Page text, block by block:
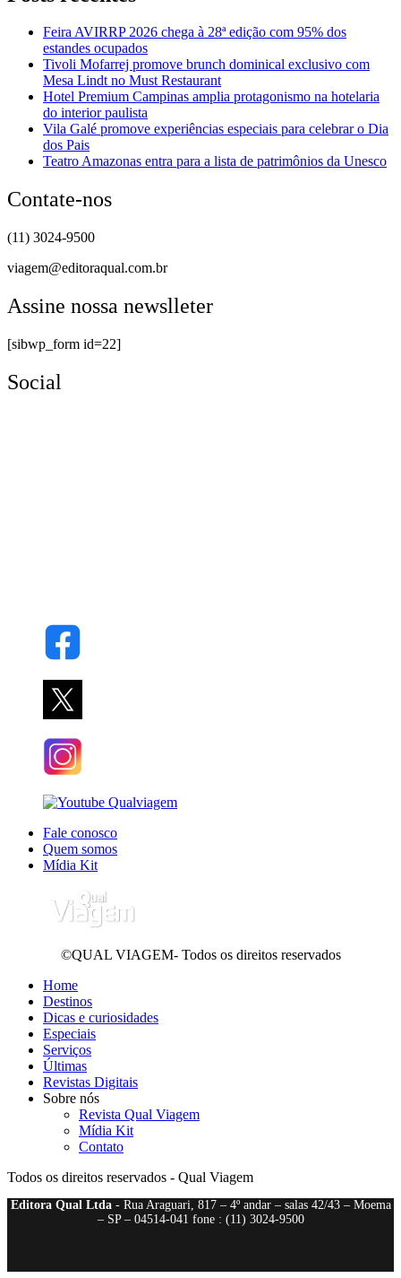
Feira AVIRRP 2026 chega à 28ª edição com 95% dos
estandes ocupados
Tivoli Mofarrej promove brunch dominical exclusivo com
Mesa Lindt no Must Restaurant
Hotel Premium Campinas amplia protagonismo na hotelaria
do interior paulista
Vila Galé promove experiências especiais para celebrar o Dia
dos Pais
Teatro Amazonas entra para a lista de patrimônios da Unesco
Contate-nos
(11) 3024-9500
viagem@editoraqual.com.br
Assine nossa newslleter
[sibwp_form id=22]
Social
Fale conosco
Quem somos
Mídia Kit
©QUAL VIAGEM- Todos os direitos reservados
Home
Destinos
Dicas e curiosidades
Especiais
Serviços
Últimas
Revistas Digitais
Sobre nós
Revista Qual Viagem
Mídia Kit
Contato
Todos os direitos reservados - Qual Viagem
Editora Qual Ltda- Rua Araguari, 817 – 4º andar – salas 42/43 – Moema
– SP – 04514-041 fone : (11) 3024-9500